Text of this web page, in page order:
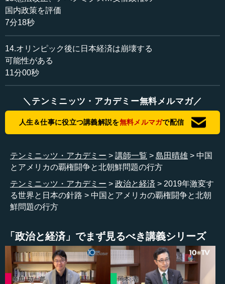
例えば、次世代情報技術、高度なデジタル制御の工作機
械・ロボット、航空・宇宙設備、海洋エンジニアリング・
ハイテク船舶、先端の鉄道、省エネ・新エネ自動...
国内政策を評価
7分18秒
14.オリンピック後に日本経済は崩壊する
可能性がある
11分00秒
＼テンミニッツ・アカデミー無料メルマガ／
人生＆仕事に役立つ講義解説を無料メルマガで配信
テンミニッツ・アカデミー 講師一覧 島田晴雄
中国
とアメリカの覇権闘争と北朝鮮問題の行方
テンミニッツ・アカデミー
政治と経済
2019年激変す
る世界と日本の針路
中国とアメリカの覇権闘争と北朝
鮮問題の行方
「政治と経済」でまず見るべき講義シリーズ